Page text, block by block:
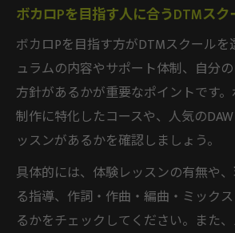
する方法
DTMスクールで人気の
コツ
ボカロ曲制作に最適なDAW
で探す
楽器未経験者に向けたボカロ曲
DTMスクールで学ぶ楽器未
作曲法
楽器が弾けなくてもできる
ボカロPを目指す人に合うDTMス
ボカロPを目指す方がDTMスクール
ュラムの内容やサポート体制、自分
方針があるかが重要なポイントです
制作に特化したコースや、人気の
ッスンがあるかを確認しましょう。
具体的には、体験レッスンの有無や
る指導、作詞・作曲・編曲・ミック
るかをチェックしてください。また